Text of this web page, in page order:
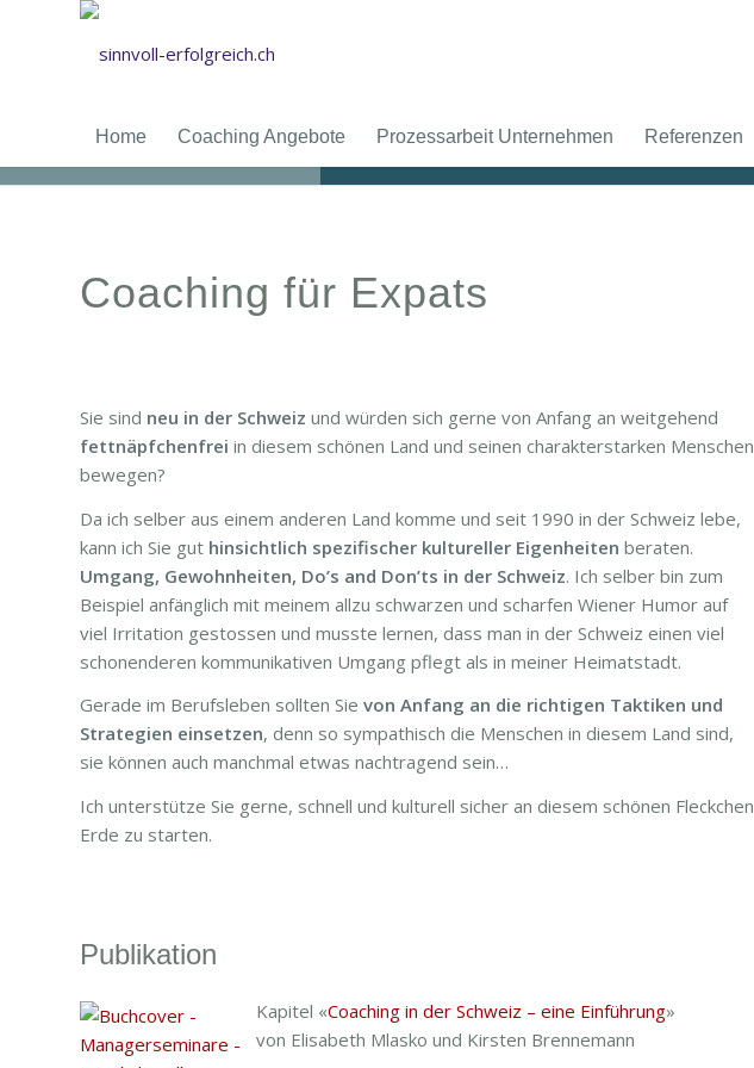
Home Coaching Angebote Prozessarbeit Unternehmen Referenzen
Coaching für Expats
Sie sind neu in der Schweiz und würden sich gerne von Anfang an weitgehend
fettnäpfchenfrei in diesem schönen Land und seinen charakterstarken Menschen
bewegen?
Da ich selber aus einem anderen Land komme und seit 1990 in der Schweiz lebe,
kann ich Sie gut hinsichtlich spezifischer kultureller Eigenheiten beraten.
Umgang, Gewohnheiten, Do’s and Don’ts in der Schweiz. Ich selber bin zum
Beispiel anfänglich mit meinem allzu schwarzen und scharfen Wiener Humor auf
viel Irritation gestossen und musste lernen, dass man in der Schweiz einen viel
schonenderen kommunikativen Umgang pflegt als in meiner Heimatstadt.
Gerade im Berufsleben sollten Sie von Anfang an die richtigen Taktiken und
Strategien einsetzen, denn so sympathisch die Menschen in diesem Land sind,
sie können auch manchmal etwas nachtragend sein…
Ich unterstütze Sie gerne, schnell und kulturell sicher an diesem schönen Fleckchen
Erde zu starten.
Publikation
Kapitel «Coaching in der Schweiz – eine Einführung»
von Elisabeth Mlasko und Kirsten Brennemann